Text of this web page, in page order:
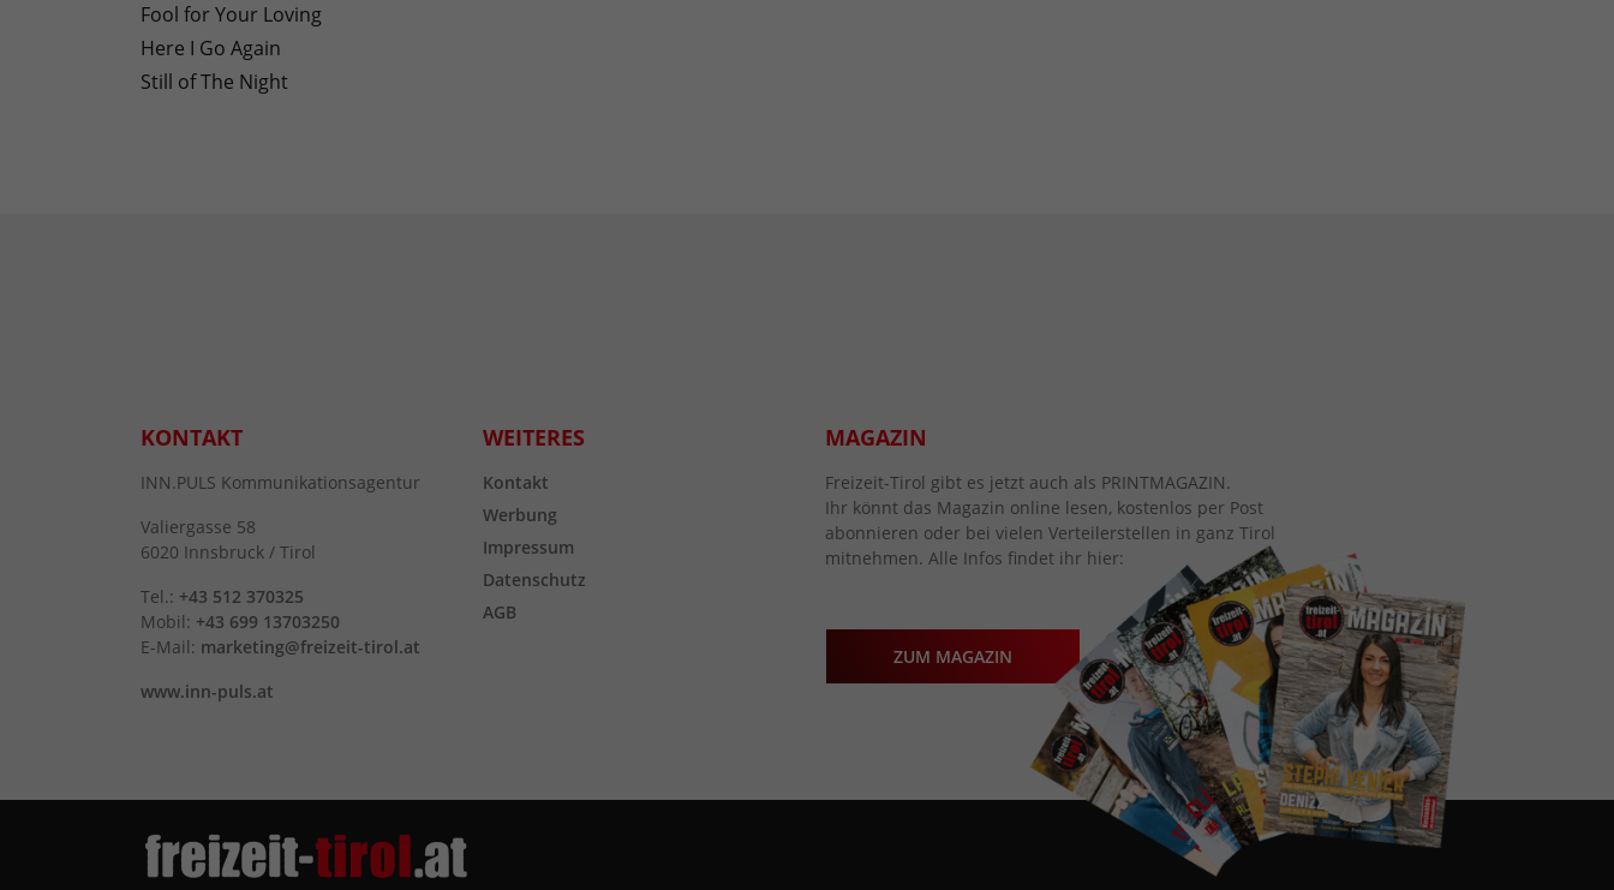
Fool for Your Loving
Here I Go Again
Still of The Night
KONTAKT
INN.PULS Kommunikationsagentur
Valiergasse 58
6020 Innsbruck / Tirol
Tel.: +43 512 370325
Mobil: +43 699 13703250
E-Mail: marketing@freizeit-tirol.at
www.inn-puls.at
WEITERES
Kontakt
Werbung
Impressum
Datenschutz
AGB
MAGAZIN
Freizeit-Tirol gibt es jetzt auch als PRINTMAGAZIN.
Ihr könnt das Magazin online lesen, kostenlos per Post
abonnieren oder bei vielen Verteilerstellen in ganz Tirol
mitnehmen. Alle Infos findet ihr hier:
ZUM MAGAZIN